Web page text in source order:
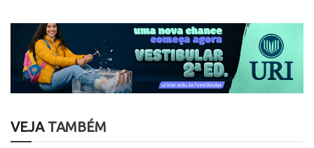
VEJATAMBÉM